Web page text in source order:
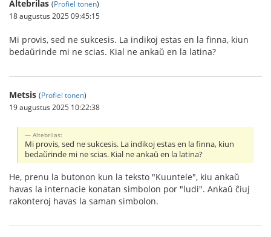
Altebrilas (Profiel tonen)
18 augustus 2025 09:45:15
Mi provis, sed ne sukcesis. La indikoj estas en la finna, kiun
bedaŭrinde mi ne scias. Kial ne ankaŭ en la latina?
Metsis (Profiel tonen)
19 augustus 2025 10:22:38
Altebrilas:
Mi provis, sed ne sukcesis. La indikoj estas en la finna, kiun
bedaŭrinde mi ne scias. Kial ne ankaŭ en la latina?
He, prenu la butonon kun la teksto "Kuuntele", kiu ankaŭ
havas la internacie konatan simbolon por "ludi". Ankaŭ ĉiuj
rakonteroj havas la saman simbolon.